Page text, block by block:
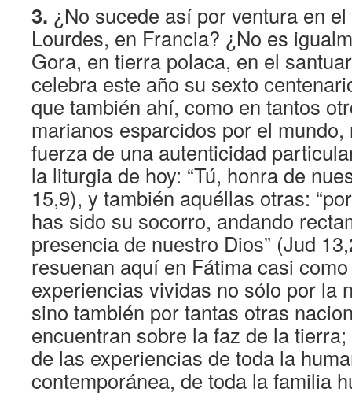
3. ¿No sucede así por ventura en
Lourdes, en Francia? ¿No es
Gora, en tierra polaca, en el
celebra este año su sexto
que también ahí, como en tantos
marianos esparcidos por el
fuerza de una autenticidad
la liturgia de hoy: “Tú, honra de
15,9), y también aquéllas otras:
has sido su socorro, andando
presencia de nuestro Dios” (Jud
resuenan aquí en Fátima casi
experiencias vividas no sólo por la
sino también por tantas otras
encuentran sobre la faz de la
de las experiencias de toda la
contemporánea, de toda la familia